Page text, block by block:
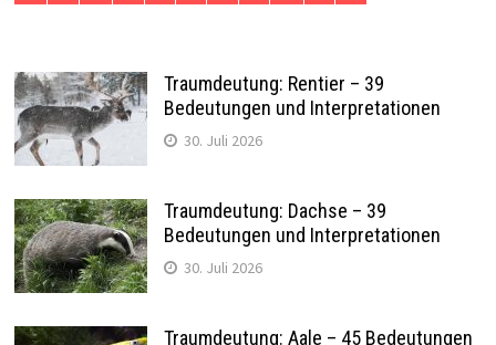
Traumdeutung: Rentier – 39
Bedeutungen und Interpretationen
30. Juli 2026
Traumdeutung: Dachse – 39
Bedeutungen und Interpretationen
30. Juli 2026
Traumdeutung: Aale – 45 Bedeutungen